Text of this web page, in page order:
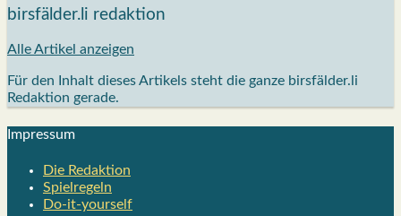
birsfälder.li redaktion
Alle Artikel anzeigen
Für den Inhalt dieses Artikels steht die ganze birsfälder.li
Redaktion gerade.
Impres­sum
Die Redak­ti­on
Spiel­re­geln
Do-it-your­s­elf